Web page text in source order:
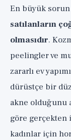
Özet
En büyük
satılanların
olmasıdır.
peelingler ve
zararlı ev
dürüstçe bir
akne olduğunu
göre gerçekten
kadınlar için